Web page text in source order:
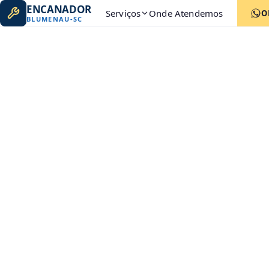
ENCANADOR
BLUMENAU-SC Serviços Onde Atendemos